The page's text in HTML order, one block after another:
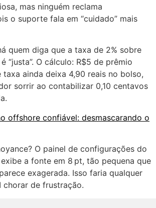
mas ninguém reclama
o suporte fala em “cuidado” mais
quem diga que a taxa de 2% sobre
“justa”. O cálculo: R$5 de prêmio
taxa ainda deixa 4,90 reais no bolso,
sorrir ao contabilizar 0,10 centavos
offshore confiável: desmascarando o
O painel de configurações do
a fonte em 8 pt, tão pequena que
exagerada. Isso faria qualquer
chorar de frustração.